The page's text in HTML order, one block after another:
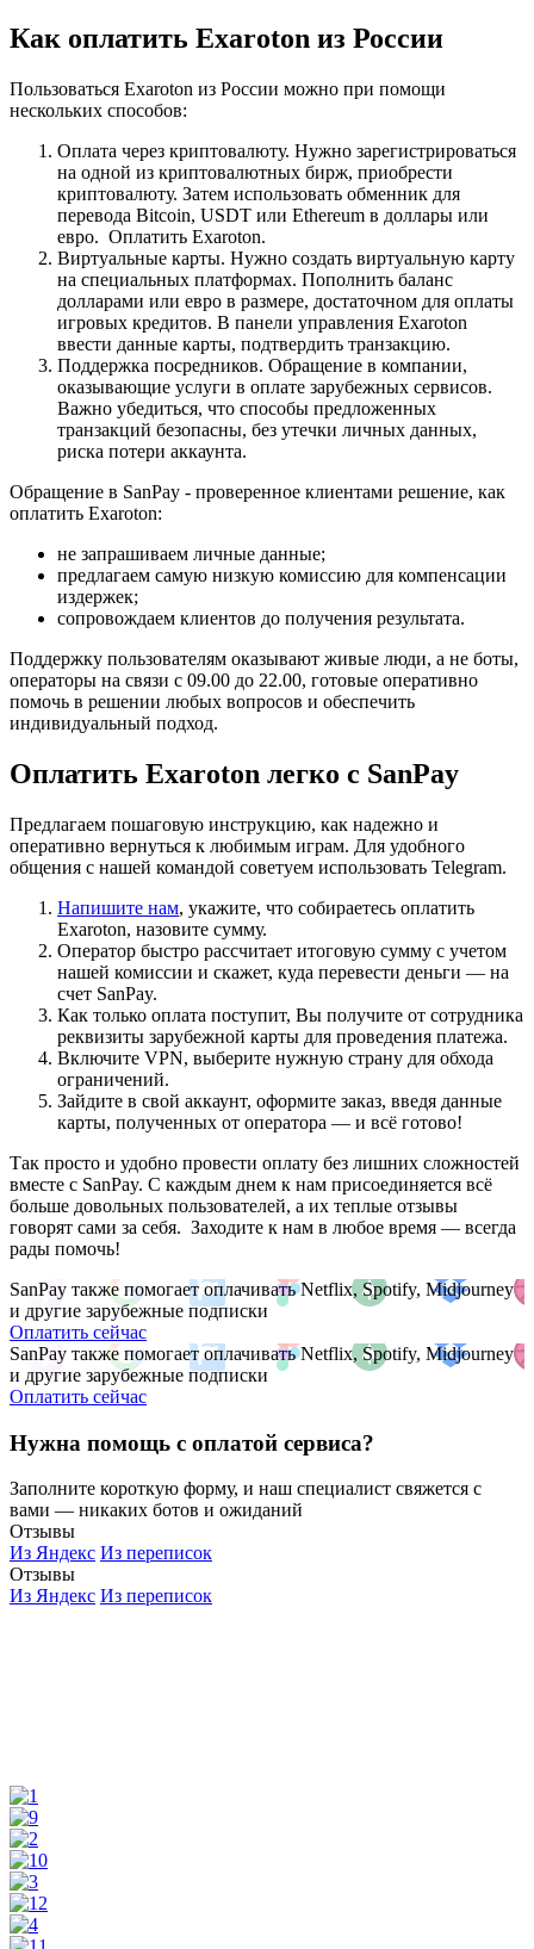
Как оплатить Exaroton из России
Пользоваться Exaroton из России можно при помощи
нескольких способов:
Оплата через криптовалюту. Нужно зарегистрироваться
на одной из криптовалютных бирж, приобрести
криптовалюту. Затем использовать обменник для
перевода Bitcoin, USDT или Ethereum в доллары или
евро. Оплатить Exaroton.
Виртуальные карты. Нужно создать виртуальную карту
на специальных платформах. Пополнить баланс
долларами или евро в размере, достаточном для оплаты
игровых кредитов. В панели управления Exaroton
ввести данные карты, подтвердить транзакцию.
Поддержка посредников. Обращение в компании,
оказывающие услуги в оплате зарубежных сервисов.
Важно убедиться, что способы предложенных
транзакций безопасны, без утечки личных данных,
риска потери аккаунта.
Обращение в SanPay - проверенное клиентами решение, как
оплатить Exaroton:
не запрашиваем личные данные;
предлагаем самую низкую комиссию для компенсации
издержек;
сопровождаем клиентов до получения результата.
Поддержку пользователям оказывают живые люди, а не боты,
операторы на связи с 09.00 до 22.00, готовые оперативно
помочь в решении любых вопросов и обеспечить
индивидуальный подход.
Оплатить Exaroton легко с SanPay
Предлагаем пошаговую инструкцию, как надежно и
оперативно вернуться к любимым играм. Для удобного
общения с нашей командой советуем использовать Telegram.
Напишите нам, укажите, что собираетесь оплатить
Exaroton, назовите сумму.
Оператор быстро рассчитает итоговую сумму с учетом
нашей комиссии и скажет, куда перевести деньги — на
счет SanPay.
Как только оплата поступит, Вы получите от сотрудника
реквизиты зарубежной карты для проведения платежа.
Включите VPN, выберите нужную страну для обхода
ограничений.
Зайдите в свой аккаунт, оформите заказ, введя данные
карты, полученных от оператора — и всё готово!
Так просто и удобно провести оплату без лишних сложностей
вместе с SanPay. С каждым днем к нам присоединяется всё
больше довольных пользователей, а их теплые отзывы
говорят сами за себя. Заходите к нам в любое время — всегда
рады помочь!
SanPay также помогает оплачивать Netflix, Spotify, Midjourney
и другие зарубежные подписки
Оплатить сейчас
SanPay также помогает оплачивать Netflix, Spotify, Midjourney
и другие зарубежные подписки
Оплатить сейчас
Нужна помощь с оплатой сервиса?
Заполните короткую форму, и наш специалист свяжется с
вами — никаких ботов и ожиданий
Отзывы
Из Яндекс Из переписок
Отзывы
Из Яндекс Из переписок